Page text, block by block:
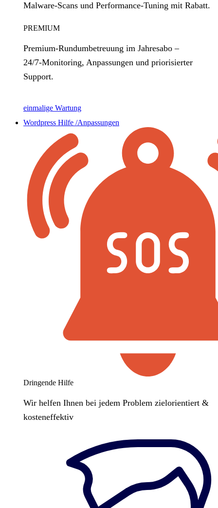
Malware‑Scans und Performance‑Tuning mit Rabatt.
PREMIUM
Premium‑Rundumbetreuung im Jahresabo –
24/7‑Monitoring, Anpassungen und priorisierter
Support.
einmalige Wartung
Wordpress Hilfe /Anpassungen
Dringende Hilfe
Wir helfen Ihnen bei jedem Problem zielorientiert &
kosteneffektiv